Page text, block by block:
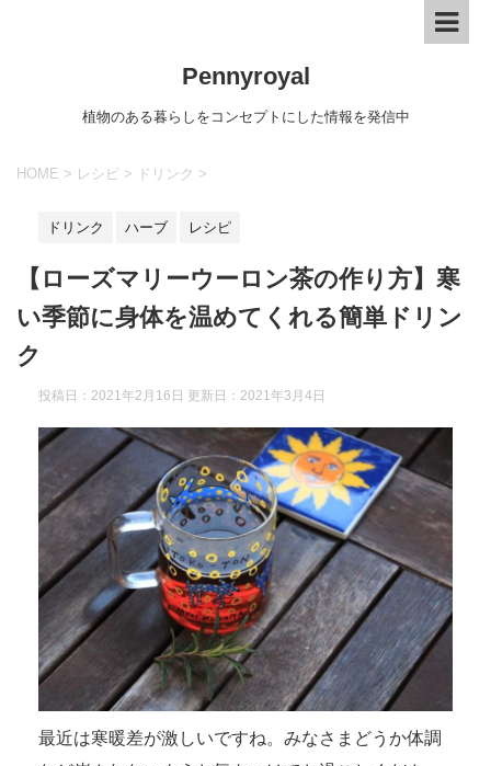
Pennyroyal
植物のある暮らしをコンセプトにした情報を発信中
HOME > レシピ > ドリンク >
ドリンク ハーブ レシピ
【ローズマリーウーロン茶の作り方】寒
い季節に身体を温めてくれる簡単ドリン
ク
投稿日：2021年2月16日 更新日： 2021年3月4日
最近は寒暖差が激しいですね。みなさまどうか体調